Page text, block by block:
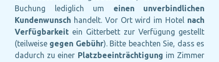
Buchung lediglich um einen unverbindlichen
Kundenwunsch handelt. Vor Ort wird im Hotel nach
Verfügbarkeit ein Gitterbett zur Verfügung gestellt
(teilweise gegen Gebühr). Bitte beachten Sie, dass es
dadurch zu einer Platzbeeinträchtigung im Zimmer